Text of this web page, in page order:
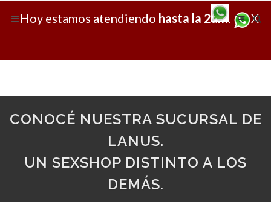
X
Hoy estamos atendiendo hasta la 2am.
CONOCÉ NUESTRA SUCURSAL DE
LANUS.
UN SEXSHOP DISTINTO A LOS
DEMÁS.